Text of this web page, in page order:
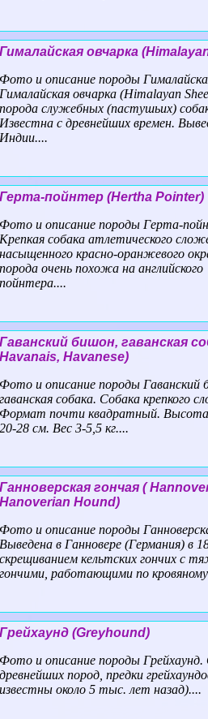
Гималайская овчарка
Фото и описание породы
Гималайская овчарка (Himalayan
порода служебных (пастушьих)
Известна с древнейших времен.
Индии....
Герта-пойнтер (Hertha Pointer)
Фото и описание породы Герта-
Крепкая собака атлетического
насыщенного красно-оранжевого
порода очень похожа на английского
пойнтера....
Гаванский бишон, гаванская
Havanais, Havanese)
Фото и описание породы Гаванский
гаванская собака. Собака крепкого
Формат почти квадратный. Высота
20-28 см. Вес 3-5,5 кг....
Ганноверская гончая (
Hanoverian Hound)
Фото и описание породы
Выведена в Ганновере (Германия) в
скрещиванием кельтских гончих с
гончими, работающими по кровяному
Грейхаунд (Greyhound)
Фото и описание породы Грейхаунд.
древнейших пород, предки
известны около 5 тыс. лет назад)....